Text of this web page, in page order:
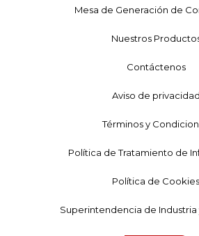
Mesa de Generación de
Nuestros
Contáctenos
Aviso de privacidad
Términos y
Política de Tratamiento de
Política de Cookies
Superintendencia de